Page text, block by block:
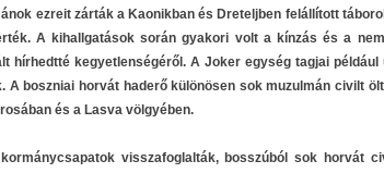
ezreit zárták a Kaonikban és Dreteljben felállított
A kihallgatások során gyakori volt a kínzás és a
hírhedtté kegyetlenségéről. A Joker egység tagjai például
A boszniai horvát haderő különösen sok muzulmán civilt
és a Lasva völgyében.
visszafoglalták, bosszúból sok horvát